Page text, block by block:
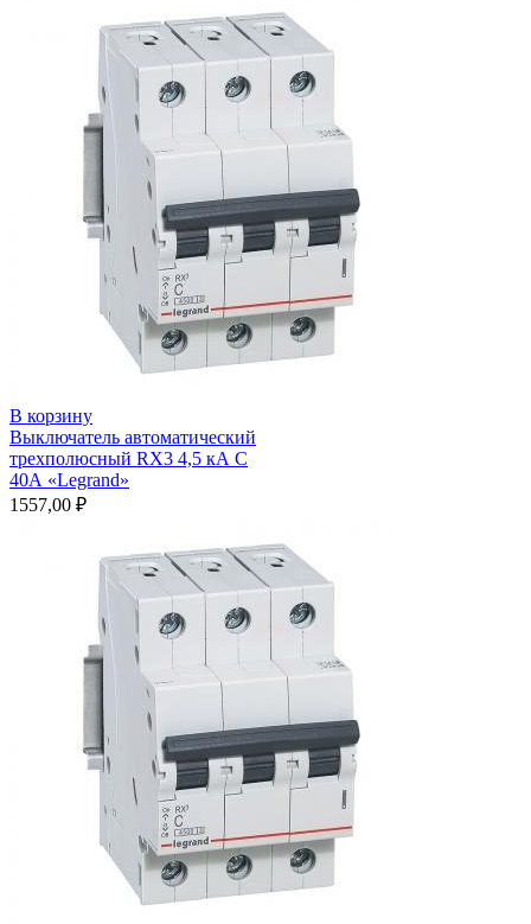
В корзину
Выключатель автоматический
трехполюсный RX3 4,5 кА С
40А «Legrand»
1557,00 ₽